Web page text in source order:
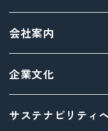
> プロダクト事業
> デザイン事業
> マテリアル事業
> ブランド事業
会社案内
> フィロソフィ
> 企業概要
企業文化
> 社内イベント・研修・
サステナビリティ